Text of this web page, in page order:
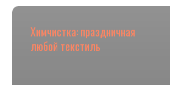
Химчистка: праздничная
любой текстиль